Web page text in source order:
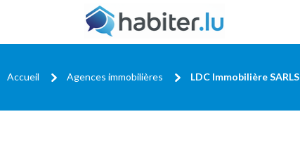
Accueil Agences immobilières LDC Immobilière SARLS